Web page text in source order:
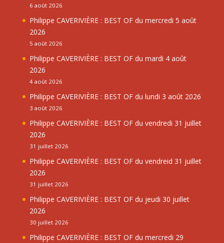
6 août 2026
Philippe CAVERIVIÈRE : BEST OF du mercredi 5 août
2026
5 août 2026
Philippe CAVERIVIÈRE : BEST OF du mardi 4 août
2026
4 août 2026
Philippe CAVERIVIÈRE : BEST OF du lundi 3 août 2026
3 août 2026
Philippe CAVERIVIÈRE : BEST OF du vendredi 31 juillet
2026
31 juillet 2026
Philippe CAVERIVIÈRE : BEST OF du vendreid 31 juillet
2026
31 juillet 2026
Philippe CAVERIVIÈRE : BEST OF du jeudi 30 juillet
2026
30 juillet 2026
Philippe CAVERIVIÈRE : BEST OF du mercredi 29